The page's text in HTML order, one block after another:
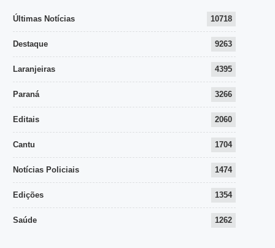
Últimas Notícias 10718
Destaque 9263
Laranjeiras 4395
Paraná 3266
Editais 2060
Cantu 1704
Notícias Policiais 1474
Edições 1354
Saúde 1262